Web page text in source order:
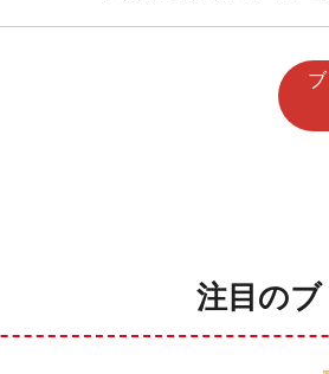
り相談したりしながら、毎日楽しく過
注目の